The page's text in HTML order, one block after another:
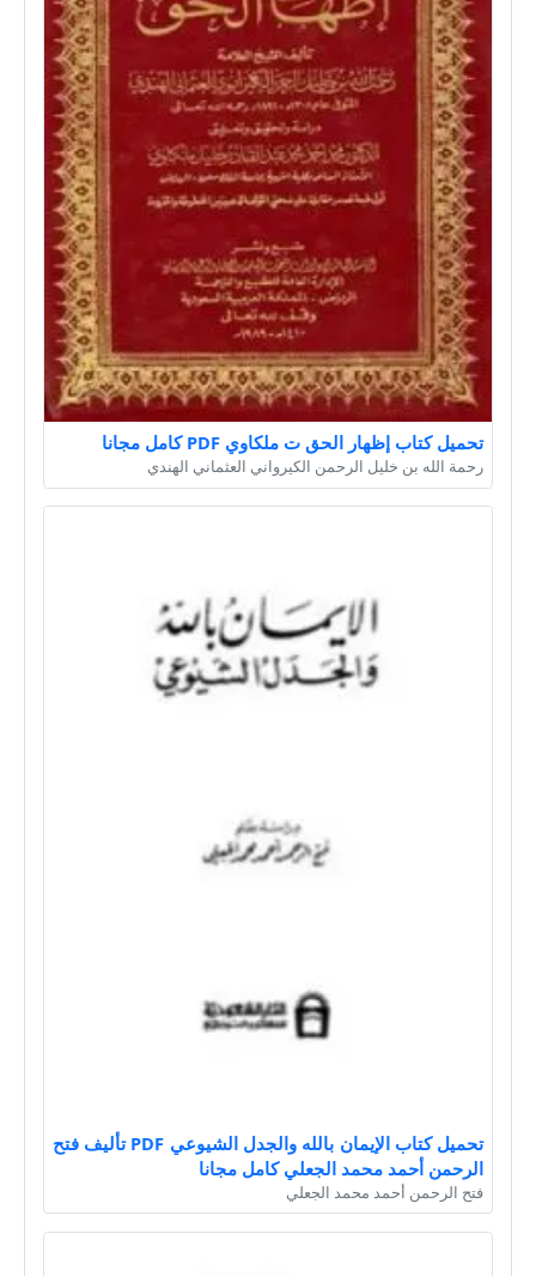
تحميل كتاب إظهار الحق ت ملكاوي PDF كامل مجانا
رحمة الله بن خليل الرحمن الكيرواني العثماني الهندي
تحميل كتاب الإيمان بالله والجدل الشيوعي PDF تأليف فتح
الرحمن أحمد محمد الجعلي كامل مجانا
فتح الرحمن أحمد محمد الجعلي